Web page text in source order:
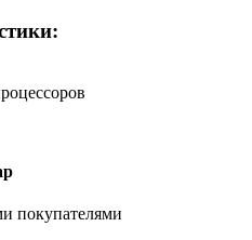
покупателями